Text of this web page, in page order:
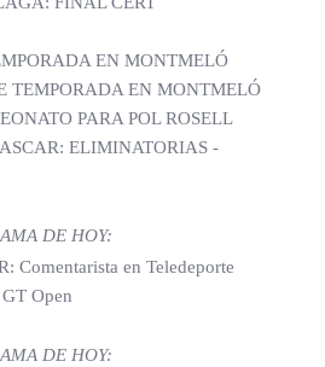
EN MONTMELÓ
TEMPORADA EN MONTMELÓ
PARA POL ROSELL
ELIMINATORIAS -
DE HOY:
Comentarista en Teledeporte
Open
DE HOY: